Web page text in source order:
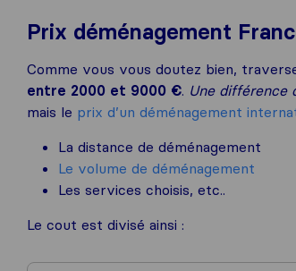
Prix déménagement
Comme vous vous doutez bien,
entre 2000 et 9000 €. Une différence
mais le prix d’un déménagement
La distance de déménagement
Le volume de déménagement
Les services choisis, etc..
Le cout est divisé ainsi :